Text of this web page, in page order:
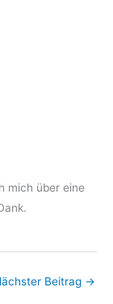
mich über eine
Beitrag →